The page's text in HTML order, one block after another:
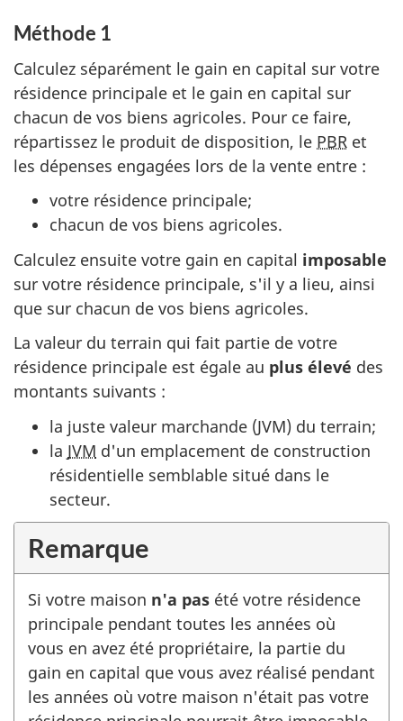
Méthode 1
Calculez séparément le gain en capital sur votre
résidence principale et le gain en capital sur
chacun de vos biens agricoles. Pour ce faire,
répartissez le produit de disposition, le PBR et
les dépenses engagées lors de la vente entre :
votre résidence principale;
chacun de vos biens agricoles.
Calculez ensuite votre gain en capital imposable
sur votre résidence principale, s'il y a lieu, ainsi
que sur chacun de vos biens agricoles.
La valeur du terrain qui fait partie de votre
résidence principale est égale au plus élevé des
montants suivants :
la juste valeur marchande (JVM) du terrain;
la JVM d'un emplacement de construction
résidentielle semblable situé dans le
secteur.
Remarque
Si votre maison n'a pas été votre résidence
principale pendant toutes les années où
vous en avez été propriétaire, la partie du
gain en capital que vous avez réalisé pendant
les années où votre maison n'était pas votre